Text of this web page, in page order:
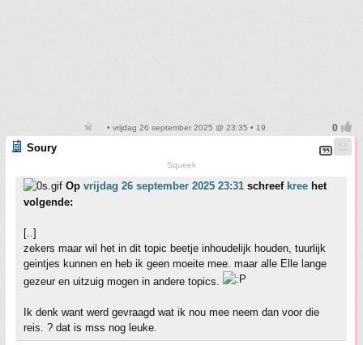
• vrijdag 26 september 2025 @ 23:35 • 19
Soury
Squeek
Op vrijdag 26 september 2025 23:31 schreef kree het
volgende:
[..]
zekers maar wil het in dit topic beetje inhoudelijk houden, tuurlijk
geintjes kunnen en heb ik geen moeite mee. maar alle Elle lange
gezeur en uitzuig mogen in andere topics.
Ik denk want werd gevraagd wat ik nou mee neem dan voor die
reis. ? dat is mss nog leuke.